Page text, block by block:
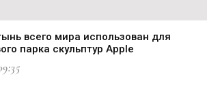
всего мира использован для
парка скульптур Apple